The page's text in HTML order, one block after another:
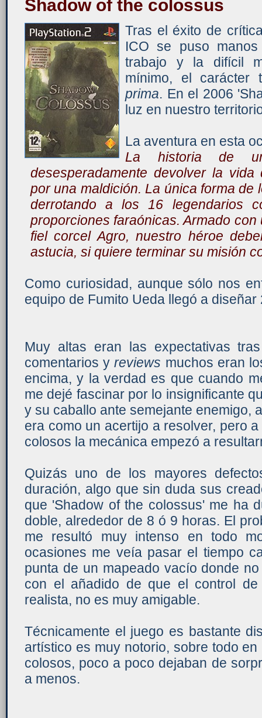
Shadow of the colossus
Tras el éxito de
ICO se puso
trabajo y la difícil
mínimo, el carácter
prima. En el 2006
luz en nuestro
La aventura en esta
La historia de
desesperadamente devolver la
por una maldición. La única forma de
derrotando a los 16 legendarios
proporciones faraónicas. Armado
fiel corcel Agro, nuestro héroe
astucia, si quiere terminar su misión
Como curiosidad, aunque sólo nos
equipo de Fumito Ueda llegó a diseñar
Muy altas eran las expectativas
comentarios yreviews muchos eran
encima, y la verdad es que cuando
me dejé fascinar por lo insignificante
y su caballo ante semejante enemigo,
era como un acertijo a resolver, pero
colosos la mecánica empezó a
Quizás uno de los mayores
duración, algo que sin duda sus
que 'Shadow of the colossus' me ha
doble, alrededor de 8 ó 9 horas. El
me resultó muy intenso en todo
ocasiones me veía pasar el tiempo
punta de un mapeado vacío donde
con el añadido de que el control
realista, no es muy amigable.
Técnicamente el juego es bastante
artístico es muy notorio, sobre todo
colosos, poco a poco dejaban de
a menos.